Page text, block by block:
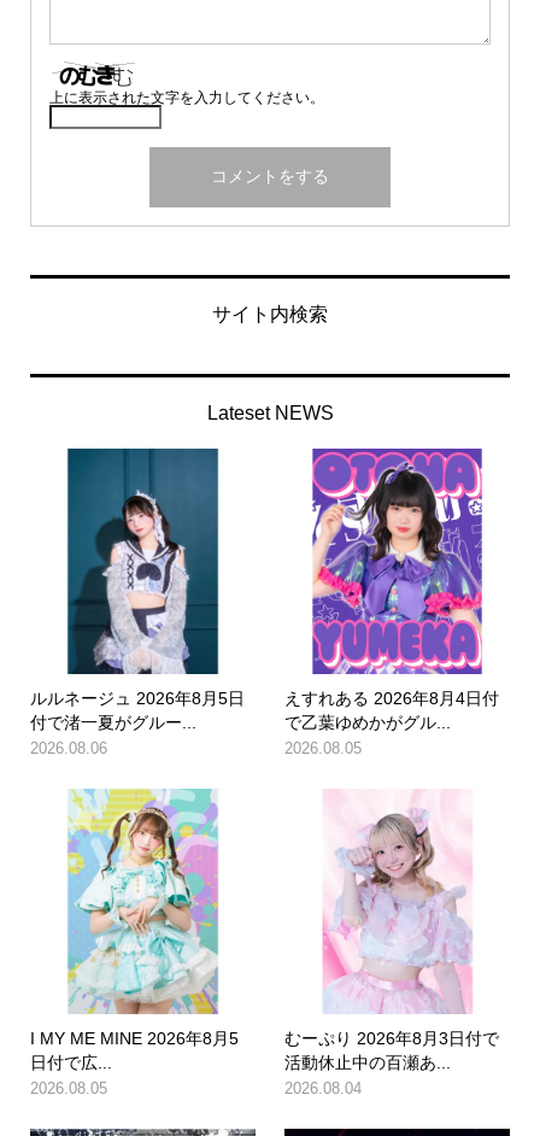
上に表示された文字を入力してください。
サイト内検索
Lateset NEWS
ルルネージュ 2026年8月5日
付で渚一夏がグルー...
2026.08.06
えすれある 2026年8月4日付
で乙葉ゆめかがグル...
2026.08.05
I MY ME MINE 2026年8月5
日付で広...
2026.08.05
むーぷり 2026年8月3日付で
活動休止中の百瀬あ...
2026.08.04